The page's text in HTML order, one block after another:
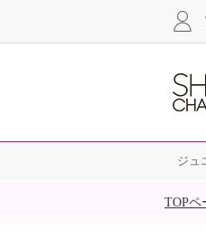
ジュ
SALE
TOPペ